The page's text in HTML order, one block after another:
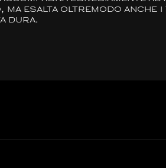
esalta oltremodo anche
dura.